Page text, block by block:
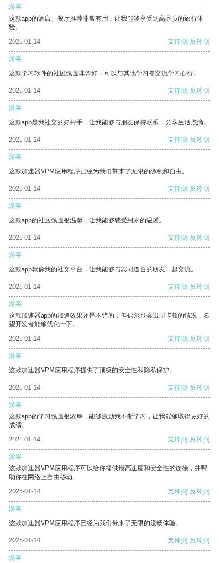
游客
这款app的酒店、餐厅推荐非常有用，让我能够享受到高品质的旅行体
验。
2025-01-14
支持[0] 反对[0]
游客
这款学习软件的社区氛围非常好，可以与其他学习者交流学习心得。
2025-01-14 支持[0] 反对[0]
游客
这款app是我社交的好帮手，让我能够与朋友保持联系，分享生活点滴。
2025-01-14 支持[0] 反对[0]
游客
这款加速器VPM应用程序已经为我们带来了无限的隐私和自由。
2025-01-14 支持[0] 反对[0]
游客
这款app的社区氛围很温馨，让我能够感受到家的温暖。
2025-01-14 支持[0] 反对[0]
游客
这款app就像我的社交平台，让我能够与志同道合的朋友一起交流。
2025-01-14 支持[0] 反对[0]
游客
这款加速器app的加速效果还是不错的，但偶尔也会出现卡顿的情况，希
望开发者能够优化一下。
2025-01-14
支持[0] 反对[0]
游客
这款加速器VPM应用程序提供了顶级的安全性和隐私保护。
2025-01-14 支持[0] 反对[0]
游客
这款app的学习氛围很浓厚，能够激励我不断学习，让我能够取得更好的
成绩。
2025-01-14
支持[0] 反对[0]
游客
这款加速器VPM应用程序可以给你提供最高速度和安全性的连接，并帮
助你在网络上自由移动。
2025-01-14
支持[0] 反对[0]
游客
这款加速器VPM应用程序已经为我们带来了无限的流畅体验。
2025-01-14 支持[0] 反对[0]
游客